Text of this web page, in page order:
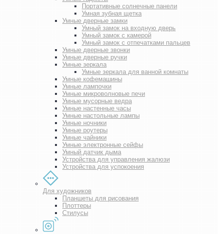
Портативные солнечные панели
Умная зубная щетка
Умные дверные замки
Умный замок на входную дверь
Умный замок с камерой
Умный замок с отпечатками пальцев
Умные дверные звонки
Умные дверные ручки
Умные зеркала
Умные зеркала для ванной комнаты
Умные кофемашины
Умные лампочки
Умные микроволновые печи
Умные мусорные ведра
Умные настенные часы
Умные настольные лампы
Умные ночники
Умные роутеры
Умные чайники
Умные электронные сейфы
Умный датчик дыма
Устройства для управления жалюзи
Устройства для успокоения
Для художников
Планшеты для рисования
Плоттеры
Стилусы